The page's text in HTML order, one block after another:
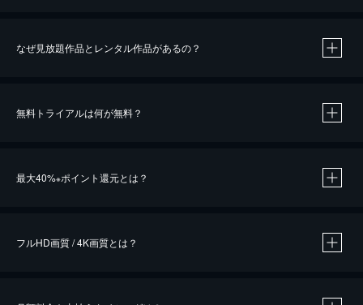
なぜ見放題作品とレンタル作品があるの？
無料トライアルは何が無料？
最大40%※ポイント還元とは？
フルHD画質 / 4K画質とは？